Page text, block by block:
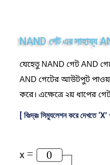
NANDগেটএরসাহায্য
যেহেতুNAND গেট AND
AND গেটের আউটপুট পাওয়া
করে। এক্ষেত্রে ২য় ধাপের
[ বিঃদ্রঃ সিম্যুলেশন করে দেখতে
0
x =